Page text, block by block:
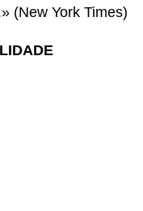
(New York Times)